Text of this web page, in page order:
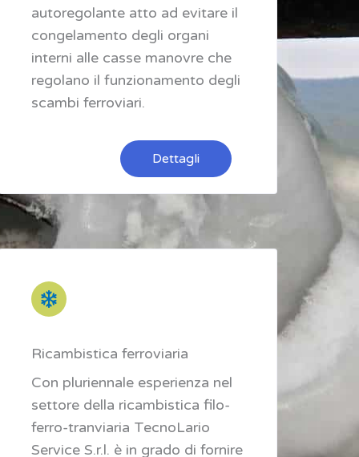
autoregolante atto ad evitare il
congelamento degli organi
interni alle casse manovre che
regolano il funzionamento degli
scambi ferroviari.
Dettagli
Ricambistica ferroviaria
Con pluriennale esperienza nel
settore della ricambistica filo-
ferro-tranviaria TecnoLario
Service S.r.l. è in grado di fornire